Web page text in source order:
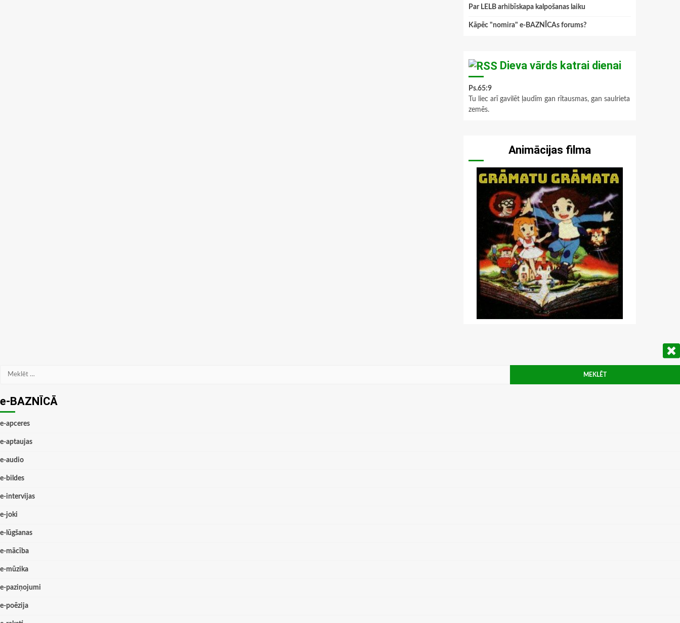
Par LELB arhibīskapa kalpošanas laiku
Kāpēc "nomira" e-BAZNĪCAs forums?
Dieva vārds katrai dienai
Ps.65:9
Tu liec arī gavilēt ļaudīm gan rītausmas, gan saulrieta
zemēs.
Animācijas filma
Meklēt:
e-BAZNĪCĀ
e-apceres
e-aptaujas
e-audio
e-bildes
e-intervijas
e-joki
e-lūgšanas
e-mācība
e-mūzika
e-paziņojumi
e-poēzija